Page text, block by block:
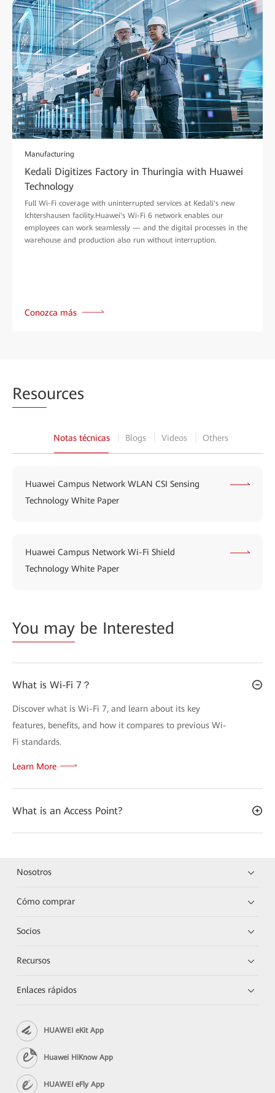
Manufacturing
Kedali Digitizes Factory in Thuringia with Huawei
Technology
Full Wi-Fi coverage with uninterrupted services at Kedali's new
Ichtershausen facility.Huawei's Wi-Fi 6 network enables our
employees can work seamlessly — and the digital processes in the
warehouse and production also run without interruption.
Conozca más
Resources
Notas técnicas Blogs Videos Others
Huawei Campus Network WLAN CSI Sensing
Technology White Paper
Huawei Campus Network Wi-Fi Shield
Technology White Paper
You may be Interested
What is Wi-Fi 7？
Discover what is Wi-Fi 7, and learn about its key
features, benefits, and how it compares to previous Wi-
Fi standards.
Learn More
What is an Access Point?
Nosotros
Cómo comprar
Socios
Recursos
Enlaces rápidos
HUAWEI eKit App
Huawei HiKnow App
HUAWEI eFly App